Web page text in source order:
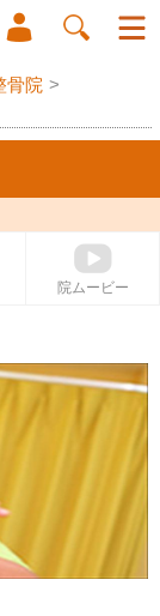
骨院 >
院ムービー